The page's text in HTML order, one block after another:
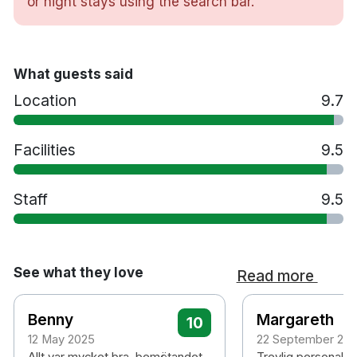
Badrum med dusch
Gratis WiFi
Skrivbord
Minibar
Strykrum
Bastu
Utomhuspool
Jacuzzi
Gym
Barer
Tvättservice
What guests said
Location 9.7
Facilities 9.5
Staff 9.5
See what they love Read more
Benny
12 May 2025
10 Margareth
22 September